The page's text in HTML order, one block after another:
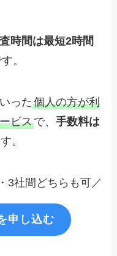
時間は最短2時間
。
った個人の方が利
ビスで、手数料は
。
3社間どちらも可／
申し込む